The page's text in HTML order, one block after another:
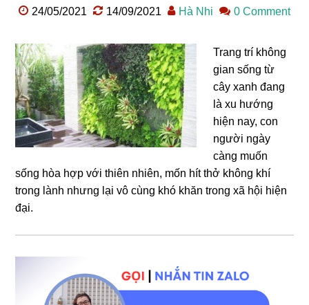
24/05/2021 14/09/2021 Hà Nhi 0 Comment
Trang trí không
gian sống từ
cây xanh đang
là xu hướng
hiện nay, con
người ngày
càng muốn
sống hòa hợp với thiên nhiên, mốn hít thở không khí
trong lành nhưng lại vô cùng khó khăn trong xã hội hiện
đại.
chính